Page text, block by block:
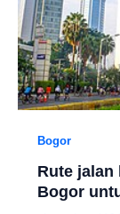
Bogor
Rute jalan
Bogor